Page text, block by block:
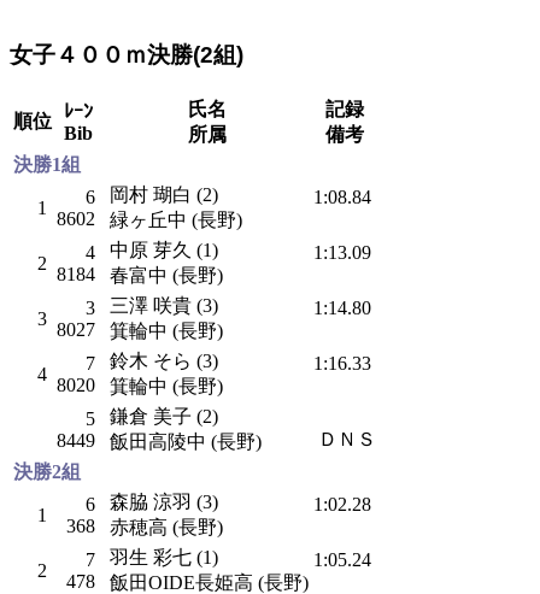
女子４００ｍ決勝(2組)
順位
ﾚｰﾝ
Bib
氏名
所属
記録
備考
決勝1組
1
6
8602
岡村 瑚白 (2)
緑ヶ丘中 (長野)
1:08.84
2
4
8184
中原 芽久 (1)
春富中 (長野)
1:13.09
3
3
8027
三澤 咲貴 (3)
箕輪中 (長野)
1:14.80
4
7
8020
鈴木 そら (3)
箕輪中 (長野)
1:16.33
5
8449
鎌倉 美子 (2)
飯田高陵中 (長野)
ＤＮＳ
決勝2組
1
6
368
森脇 涼羽 (3)
赤穂高 (長野)
1:02.28
2
7
478
羽生 彩七 (1)
飯田OIDE長姫高 (長野)
1:05.24